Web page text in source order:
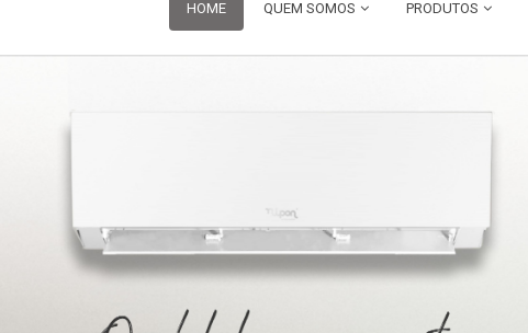
HOME QUEM SOMOS PRODUTOS